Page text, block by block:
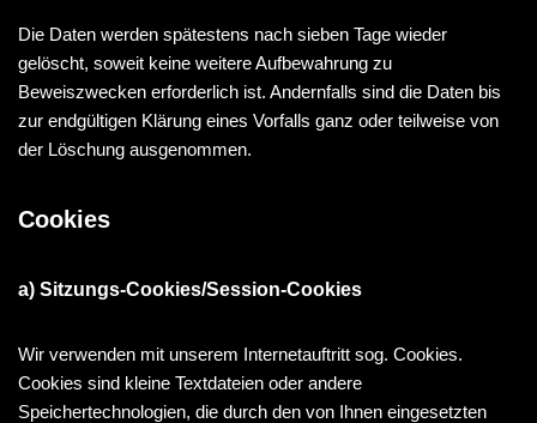
Die Daten werden spätestens nach sieben Tage wieder
gelöscht, soweit keine weitere Aufbewahrung zu
Beweiszwecken erforderlich ist. Andernfalls sind die Daten bis
zur endgültigen Klärung eines Vorfalls ganz oder teilweise von
der Löschung ausgenommen.
Cookies
a) Sitzungs-Cookies/Session-Cookies
Wir verwenden mit unserem Internetauftritt sog. Cookies.
Cookies sind kleine Textdateien oder andere
Speichertechnologien, die durch den von Ihnen eingesetzten